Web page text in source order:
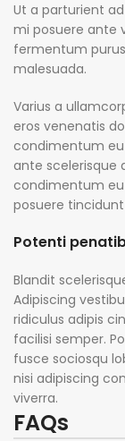
Ut a parturient
mi posuere ante
fermentum
malesuada.
Varius a
eros venenatis
condimentum eu
ante scelerisque
condimentum
posuere
Potenti
Blandit
Adipiscing
ridiculus adipis
facilisi semper.
fusce sociosqu
nisi adipiscing
viverra.
FAQs